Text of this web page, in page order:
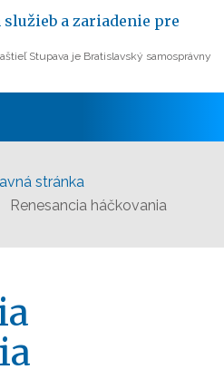
a zariadenie pre
Stupava je Bratislavský samosprávny
stránka
Renesancia háčkovania